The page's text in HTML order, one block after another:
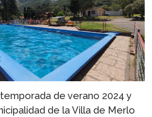
de verano 2024 y
de la Villa de Merlo